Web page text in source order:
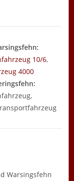
10/6,
4000
Warsingsfehn